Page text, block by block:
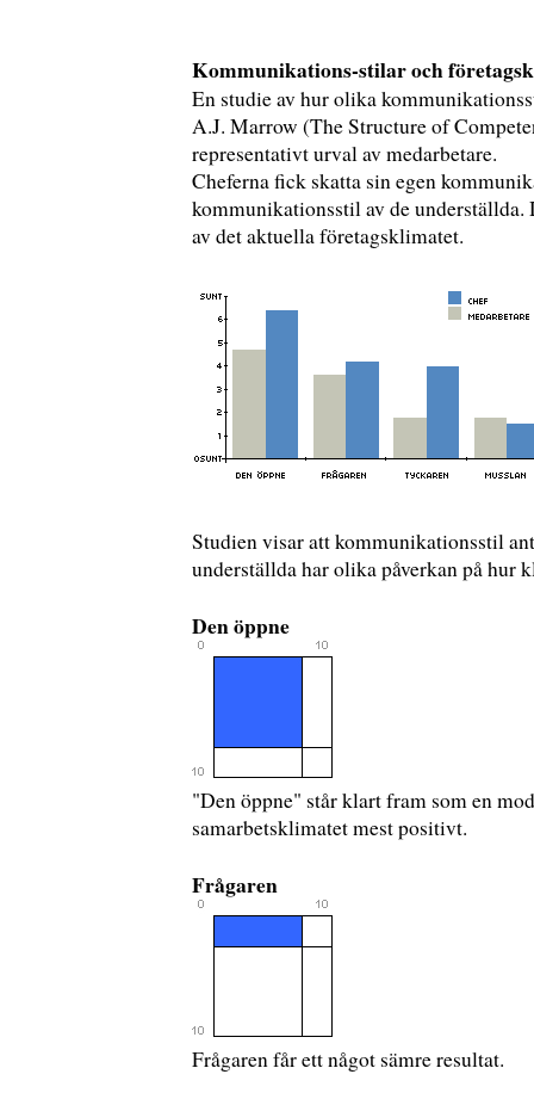
Kommunikations-stilar och
En studie av hur olika
A.J. Marrow (The Structure of
representativt urval av medarbetare.
Cheferna fick skatta sin egen
kommunikationsstil av de underställda.
av det aktuella företagsklimatet.
Studien visar att kommunikationsstil
underställda har olika påverkan på hur
Den öppne
"Den öppne" står klart fram som en
samarbetsklimatet mest positivt.
Frågaren
Frågaren får ett något sämre resultat.